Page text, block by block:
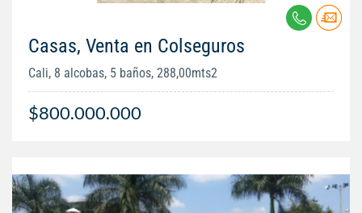
Casas, Venta en Colseguros
Cali, 8 alcobas, 5 baños, 288,00mts2
$800.000.000